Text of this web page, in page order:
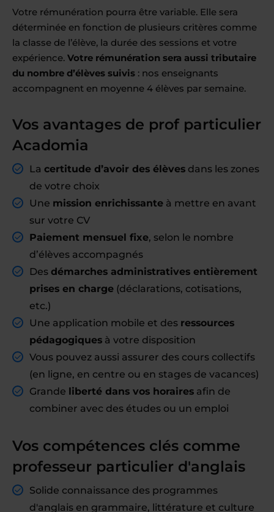
Votre rémunération pourra être variable. Elle sera
déterminée en fonction de plusieurs critères comme
la classe de l’élève, la durée des sessions et votre
expérience. Votre rémunération sera aussi tributaire
du nombre d’élèves suivis : nos enseignants
accompagnent en moyenne 4 élèves par semaine.
Vos avantages de prof particulier
Acadomia
La certitude d’avoir des élèves dans les zones
de votre choix
Une mission enrichissante à mettre en avant
sur votre CV
Paiement mensuel fixe, selon le nombre
d’élèves accompagnés
Des démarches administratives entièrement
prises en charge (déclarations, cotisations,
etc.)
Une application mobile et des ressources
pédagogiques à votre disposition
Vous pouvez aussi assurer des cours collectifs
(en ligne, en centre ou en stages de vacances)
Grande liberté dans vos horaires afin de
combiner avec des études ou un emploi
Vos compétences clés comme
professeur particulier d'anglais
Solide connaissance des programmes
d'anglais en grammaire, littérature et culture